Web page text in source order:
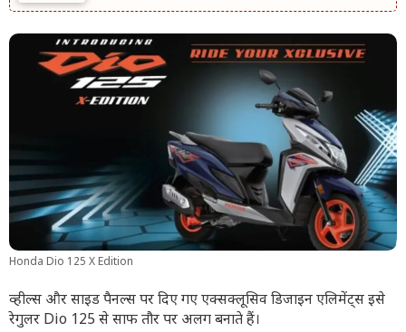
Honda Dio 125 X Edition
व्हील्स और साइड पैनल्स पर दिए गए एक्सक्लूसिव डिजाइन एलिमेंट्स इसे
रेगुलर Dio 125 से साफ तौर पर अलग बनाते हैं।